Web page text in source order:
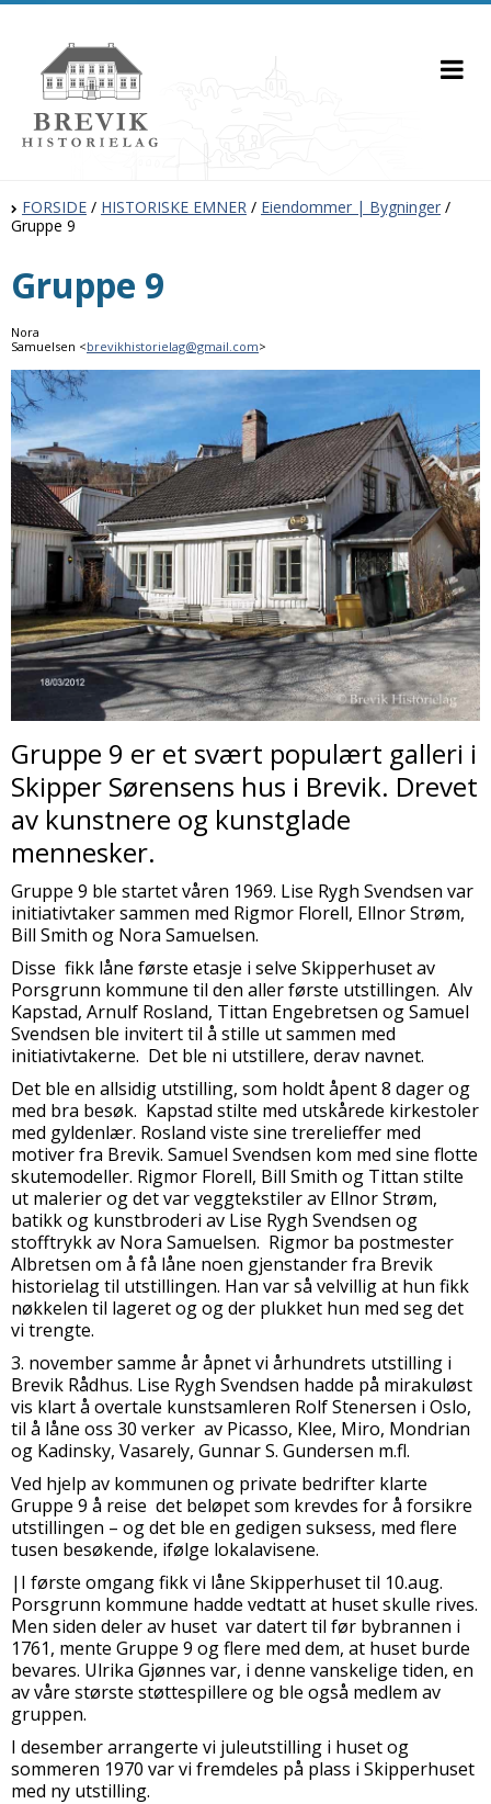
FORSIDE / HISTORISKE EMNER / Eiendommer | Bygninger /
Gruppe 9
Gruppe 9
Nora
Samuelsen <brevikhistorielag@gmail.com>
Gruppe 9 er et svært populært galleri i
Skipper Sørensens hus i Brevik. Drevet
av kunstnere og kunstglade
mennesker.
Gruppe 9 ble startet våren 1969. Lise Rygh Svendsen var
initiativtaker sammen med Rigmor Florell, Ellnor Strøm,
Bill Smith og Nora Samuelsen.
Disse fikk låne første etasje i selve Skipperhuset av
Porsgrunn kommune til den aller første utstillingen. Alv
Kapstad, Arnulf Rosland, Tittan Engebretsen og Samuel
Svendsen ble invitert til å stille ut sammen med
initiativtakerne. Det ble ni utstillere, derav navnet.
Det ble en allsidig utstilling, som holdt åpent 8 dager og
med bra besøk. Kapstad stilte med utskårede kirkestoler
med gyldenlær. Rosland viste sine trerelieffer med
motiver fra Brevik. Samuel Svendsen kom med sine flotte
skutemodeller. Rigmor Florell, Bill Smith og Tittan stilte
ut malerier og det var veggtekstiler av Ellnor Strøm,
batikk og kunstbroderi av Lise Rygh Svendsen og
stofftrykk av Nora Samuelsen. Rigmor ba postmester
Albretsen om å få låne noen gjenstander fra Brevik
historielag til utstillingen. Han var så velvillig at hun fikk
nøkkelen til lageret og og der plukket hun med seg det
vi trengte.
3. november samme år åpnet vi århundrets utstilling i
Brevik Rådhus. Lise Rygh Svendsen hadde på mirakuløst
vis klart å overtale kunstsamleren Rolf Stenersen i Oslo,
til å låne oss 30 verker av Picasso, Klee, Miro, Mondrian
og Kadinsky, Vasarely, Gunnar S. Gundersen m.fl.
Ved hjelp av kommunen og private bedrifter klarte
Gruppe 9 å reise det beløpet som krevdes for å forsikre
utstillingen – og det ble en gedigen suksess, med flere
tusen besøkende, ifølge lokalavisene.
|I første omgang fikk vi låne Skipperhuset til 10.aug.
Porsgrunn kommune hadde vedtatt at huset skulle rives.
Men siden deler av huset var datert til før bybrannen i
1761, mente Gruppe 9 og flere med dem, at huset burde
bevares. Ulrika Gjønnes var, i denne vanskelige tiden, en
av våre største støttespillere og ble også medlem av
gruppen.
I desember arrangerte vi juleutstilling i huset og
sommeren 1970 var vi fremdeles på plass i Skipperhuset
med ny utstilling.